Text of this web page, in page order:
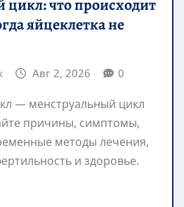
что происходит
яйцеклетка не
Авг 2, 2026 0
— менструальный цикл
причины, симптомы,
методы лечения,
и здоровье.